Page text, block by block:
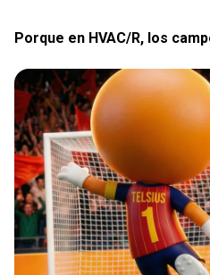
Porque en HVAC/R, los